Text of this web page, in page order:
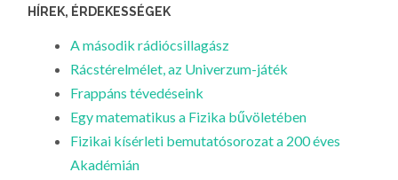
HÍREK, ÉRDEKESSÉGEK
A második rádiócsillagász
Rácstérelmélet, az Univerzum-játék
Frappáns tévedéseink
Egy matematikus a Fizika bűvöletében
Fizikai kísérleti bemutatósorozat a 200 éves
Akadémián